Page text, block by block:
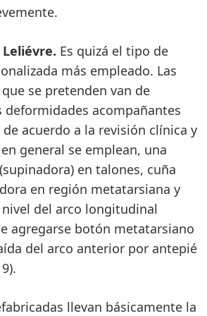
Es quizá el tipo de
más empleado. Las
se pretenden van de
deformidades acompañantes
acuerdo a la revisión clínica y
general se emplean, una
en talones, cuña
en región metatarsiana y
del arco longitudinal
agregarse botón metatarsiano
del arco anterior por antepié
llevan básicamente la